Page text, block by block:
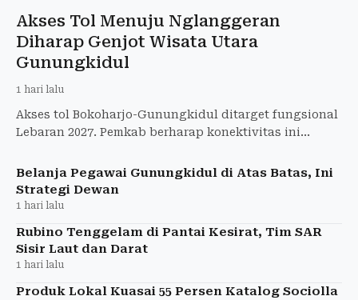
Akses Tol Menuju Nglanggeran
Diharap Genjot Wisata Utara
Gunungkidul
1 hari lalu
Akses tol Bokoharjo-Gunungkidul ditarget fungsional
Lebaran 2027. Pemkab berharap konektivitas ini
Belanja Pegawai Gunungkidul di Atas Batas, Ini
Strategi Dewan
1 hari lalu
Rubino Tenggelam di Pantai Kesirat, Tim SAR
Sisir Laut dan Darat
1 hari lalu
Produk Lokal Kuasai 55 Persen Katalog Sociolla